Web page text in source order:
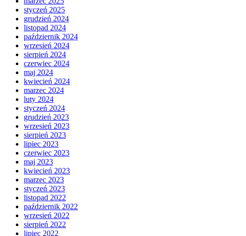
styczeń 2025
grudzień 2024
listopad 2024
październik 2024
wrzesień 2024
sierpień 2024
czerwiec 2024
maj 2024
kwiecień 2024
marzec 2024
luty 2024
styczeń 2024
grudzień 2023
wrzesień 2023
sierpień 2023
lipiec 2023
czerwiec 2023
maj 2023
kwiecień 2023
marzec 2023
styczeń 2023
listopad 2022
październik 2022
wrzesień 2022
sierpień 2022
lipiec 2022